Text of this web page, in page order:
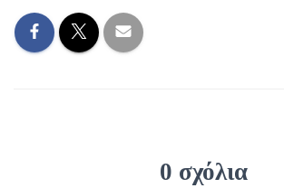
0 σχόλια